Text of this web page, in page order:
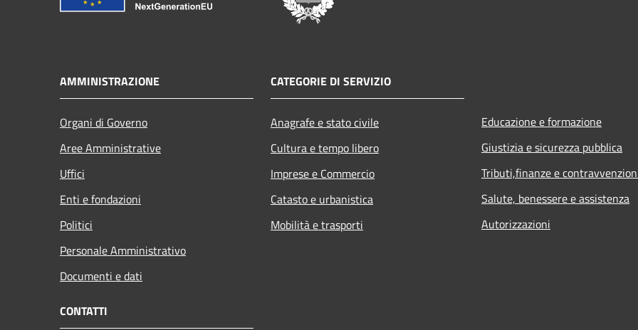
AMMINISTRAZIONE
Organi di Governo
Aree Amministrative
Uffici
Enti e fondazioni
Politici
Personale Amministrativo
Documenti e dati
CATEGORIE DI SERVIZIO
Anagrafe e stato civile
Cultura e tempo libero
Imprese e Commercio
Catasto e urbanistica
Mobilità e trasporti
Educazione e formazione
Giustizia e sicurezza pubblica
Tributi,finanze e
Salute, benessere e assistenza
Autorizzazioni
CONTATTI